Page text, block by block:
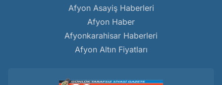
Afyon Asayiş Haberleri
Afyon Haber
Afyonkarahisar Haberleri
Afyon Altın Fiyatları